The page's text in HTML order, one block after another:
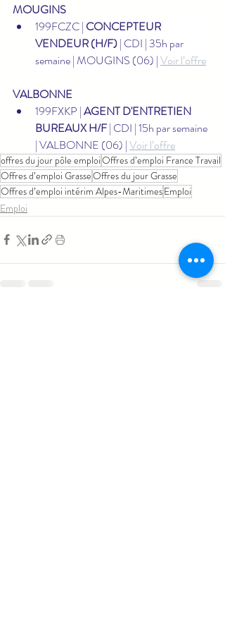
MOUGINS
199FCZC | CONCEPTEUR
VENDEUR (H/F) | CDI | 35h par
semaine | MOUGINS (06) | Voir l’offre
VALBONNE
199FXKP | AGENT D'ENTRETIEN
BUREAUX H/F | CDI | 15h par semaine
| VALBONNE (06) | Voir l’offre
offres du jour pôle emploiOffres d’emploi France Travail
Offres d’emploi GrasseOffres du jour Grasse
Offres d’emploi intérim Alpes-MaritimesEmploi
Emploi